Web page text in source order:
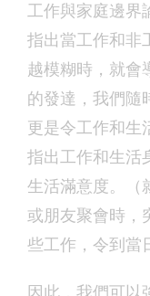
工作與家庭邊
指出當工作和非
越模糊時，就會
的發達，我們隨
更是令工作和生
指出工作和生活
生活滿意度。（
或朋友聚會時，
些工作，令到當